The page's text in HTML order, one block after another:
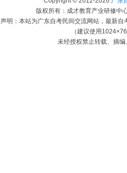
版权所有：成才教育产业研修中
声明：本站为广东自考民间交流网站，最新
（建议使用
未经授权禁止转载、摘